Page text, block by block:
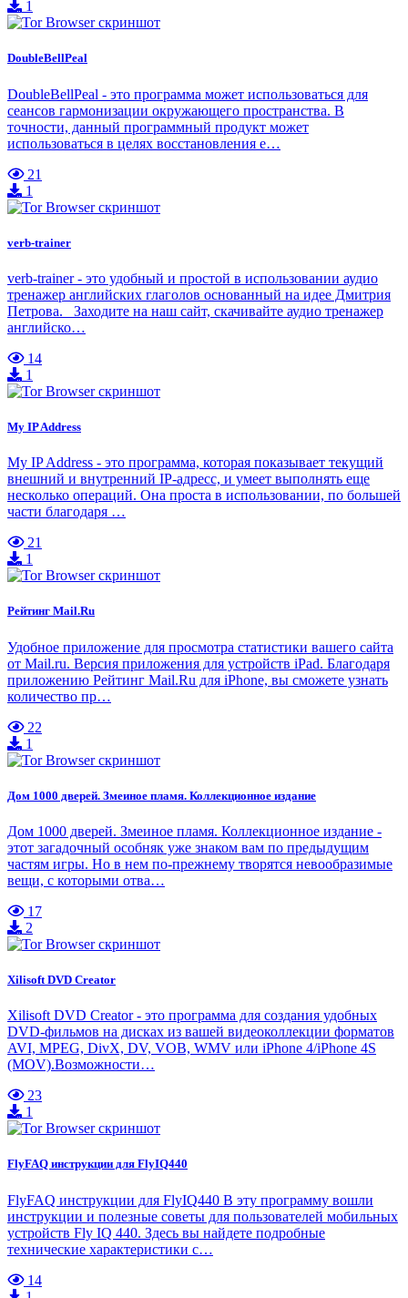
1
DoubleBellPeal
DoubleBellPeal - это программа может использоваться для
сеансов гармонизации окружающего пространства. В
точности, данный программный продукт может
использоваться в целях восстановления е…
21
1
verb-trainer
verb-trainer - это удобный и простой в использовании аудио
тренажер английских глаголов основанный на идее Дмитрия
Петрова. Заходите на наш сайт, скачивайте аудио тренажер
английско…
14
1
My IP Address
My IP Address - это программа, которая показывает текущий
внешний и внутренний IP-адресс, и умеет выполнять еще
несколько операций. Она проста в использовании, по большей
части благодаря …
21
1
Рейтинг Mail.Ru
Удобное приложение для просмотра статистики вашего сайта
от Mail.ru. Версия приложения для устройств iPad. Благодаря
приложению Рейтинг Mail.Ru для iPhone, вы сможете узнать
количество пр…
22
1
Дом 1000 дверей. Змеиное пламя. Коллекционное издание
Дом 1000 дверей. Змеиное пламя. Коллекционное издание -
этот загадочный особняк уже знаком вам по предыдущим
частям игры. Но в нем по-прежнему творятся невообразимые
вещи, с которыми отва…
17
2
Xilisoft DVD Creator
Xilisoft DVD Creator - это программа для создания удобных
DVD-фильмов на дисках из вашей видеоколлекции форматов
AVI, MPEG, DivX, DV, VOB, WMV или iPhone 4/iPhone 4S
(MOV).Возможности…
23
1
FlyFAQ инструкции для FlyIQ440
FlyFAQ инструкции для FlyIQ440 В эту программу вошли
инструкции и полезные советы для пользователей мобильных
устройств Fly IQ 440. Здесь вы найдете подробные
технические характеристики с…
14